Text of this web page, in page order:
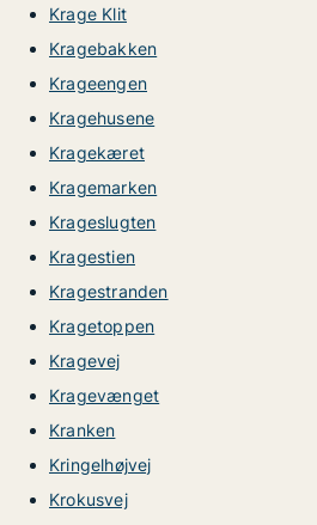
Krage Klit
Kragebakken
Krageengen
Kragehusene
Kragekæret
Kragemarken
Krageslugten
Kragestien
Kragestranden
Kragetoppen
Kragevej
Kragevænget
Kranken
Kringelhøjvej
Krokusvej